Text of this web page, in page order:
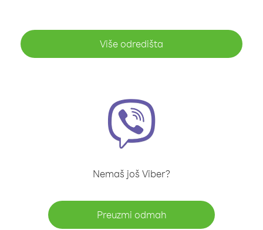
Više odredišta
Nemaš još Viber?
Preuzmi odmah